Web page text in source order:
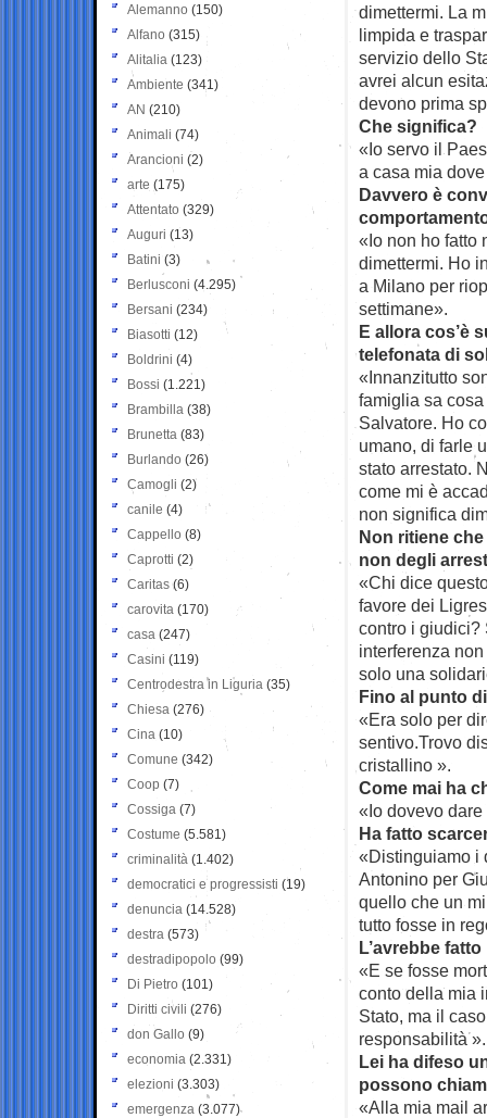
dimettermi. La
limpida e
servizio dello
avrei alcun
devono prima
Che significa?
«Io servo il
a casa mia
Davvero è
«Io non ho fatto
dimettermi. Ho
a Milano per
settimane».
E allora cos’è
telefonata di
«Innanzitutto
famiglia sa
Salvatore. Ho
umano, di farle
stato arrestato.
come mi è
non significa
Non ritiene
non degli
«Chi dice
favore dei
contro i giudici?
interferenza
solo una
Fino al punto
«Era solo per
sentivo.Trovo
cristallino ».
Come mai ha
«Io dovevo
Ha fatto
«Distinguiamo i
Antonino per
quello che un
tutto fosse in
L’avrebbe
«E se fosse
conto della mia
Stato, ma il
responsabilità ».
Lei ha difeso
possono
«Alla mia mail
Alemanno (150)
Alfano (315)
Alitalia (123)
Ambiente (341)
AN (210)
Animali (74)
Arancioni (2)
arte (175)
Attentato (329)
Auguri (13)
Batini (3)
Berlusconi (4.295)
Bersani (234)
Biasotti (12)
Boldrini (4)
Bossi (1.221)
Brambilla (38)
Brunetta (83)
Burlando (26)
Camogli (2)
canile (4)
Cappello (8)
Caprotti (2)
Caritas (6)
carovita (170)
casa (247)
Casini (119)
Centrodestra in Liguria (35)
Chiesa (276)
Cina (10)
Comune (342)
Coop (7)
Cossiga (7)
Costume (5.581)
criminalità (1.402)
democratici e progressisti (19)
denuncia (14.528)
destra (573)
destradipopolo (99)
Di Pietro (101)
Diritti civili (276)
don Gallo (9)
economia (2.331)
elezioni (3.303)
emergenza (3.077)